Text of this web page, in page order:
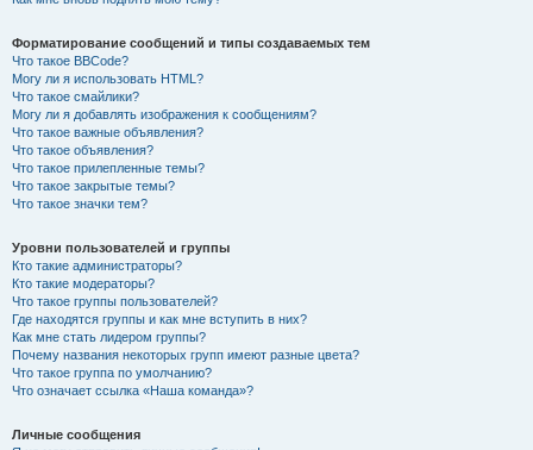
Форматирование сообщений и типы создаваемых тем
Что такое BBCode?
Могу ли я использовать HTML?
Что такое смайлики?
Могу ли я добавлять изображения к сообщениям?
Что такое важные объявления?
Что такое объявления?
Что такое прилепленные темы?
Что такое закрытые темы?
Что такое значки тем?
Уровни пользователей и группы
Кто такие администраторы?
Кто такие модераторы?
Что такое группы пользователей?
Где находятся группы и как мне вступить в них?
Как мне стать лидером группы?
Почему названия некоторых групп имеют разные цвета?
Что такое группа по умолчанию?
Что означает ссылка «Наша команда»?
Личные сообщения